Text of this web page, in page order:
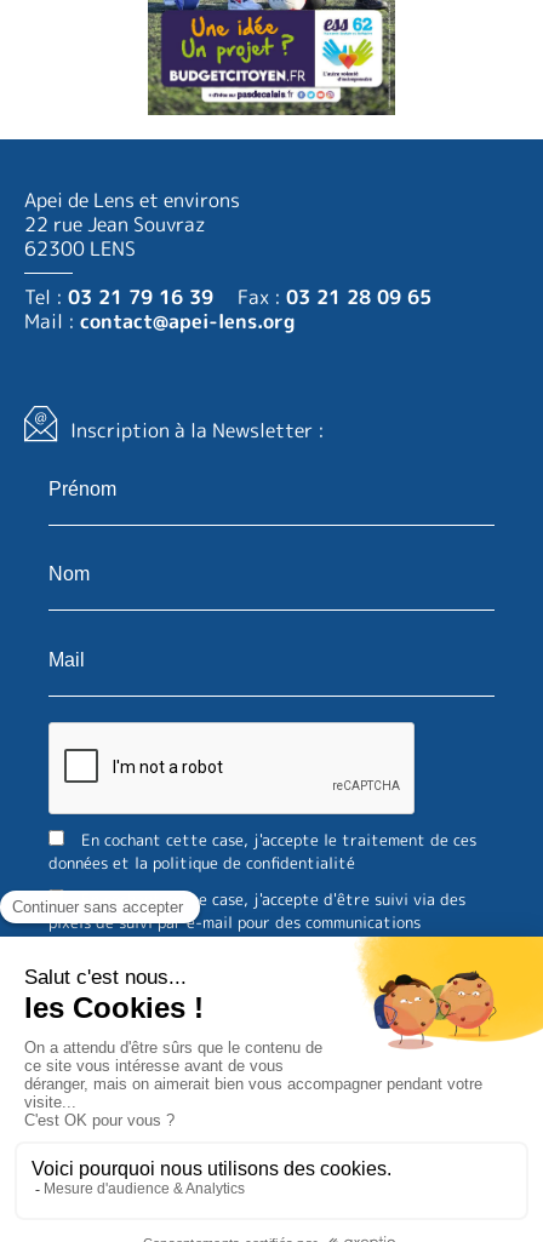
Apei de Lens et environs
22 rue Jean Souvraz
62300 LENS
Tel : 03 21 79 16 39 Fax : 03 21 28 09 65
Mail : contact@apei-lens.org
Inscription à la Newsletter :
En cochant cette case, j'accepte le traitement de ces
données et la politique de confidentialité
En cochant cette case, j'accepte d'être suivi via des
pixels de suivi par e-mail pour des communications
Espace Presse